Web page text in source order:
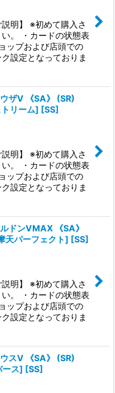
説明】 ※初めて購入さ
。 ・カードの状態表
ップおよび店頭での
設定となっておりま
ザV 《SA》 (SR)
リーム] [SS]
説明】 ※初めて購入さ
。 ・カードの状態表
ップおよび店頭での
設定となっておりま
ドンVMAX 《SA》
パーフェクト] [SS]
説明】 ※初めて購入さ
。 ・カードの状態表
ップおよび店頭での
設定となっておりま
スV 《SA》 (SR)
ス] [SS]